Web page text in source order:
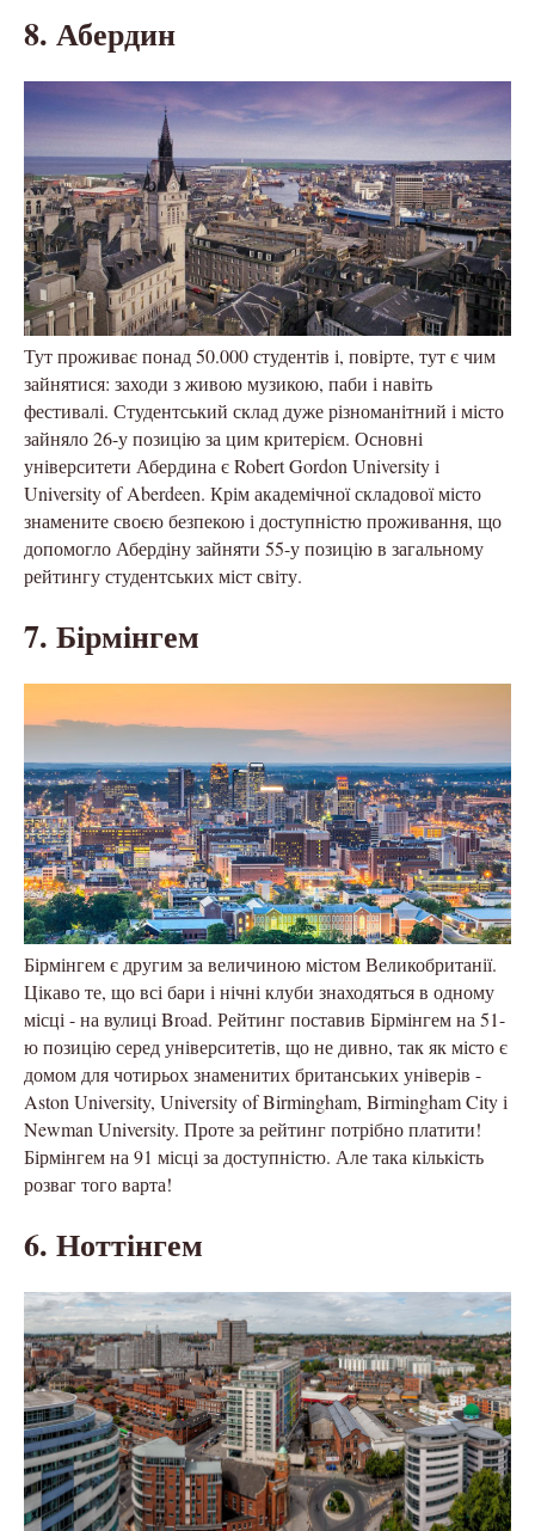
8. Абердин
Тут проживає понад 50.000 студентів і, повірте, тут є чим
зайнятися: заходи з живою музикою, паби і навіть
фестивалі. Студентський склад дуже різноманітний і місто
зайняло 26-у позицію за цим критерієм. Основні
університети Абердина є Robert Gordon University і
University of Aberdeen. Крім академічної складової місто
знамените своєю безпекою і доступністю проживання, що
допомогло Абердіну зайняти 55-у позицію в загальному
рейтингу студентських міст світу.
7. Бірмінгем
Бірмінгем є другим за величиною містом Великобританії.
Цікаво те, що всі бари і нічні клуби знаходяться в одному
місці - на вулиці Broad. Рейтинг поставив Бірмінгем на 51-
ю позицію серед університетів, що не дивно, так як місто є
домом для чотирьох знаменитих британських універів -
Aston University, University of Birmingham, Birmingham City і
Newman University. Проте за рейтинг потрібно платити!
Бірмінгем на 91 місці за доступністю. Але така кількість
розваг того варта!
6. Ноттінгем